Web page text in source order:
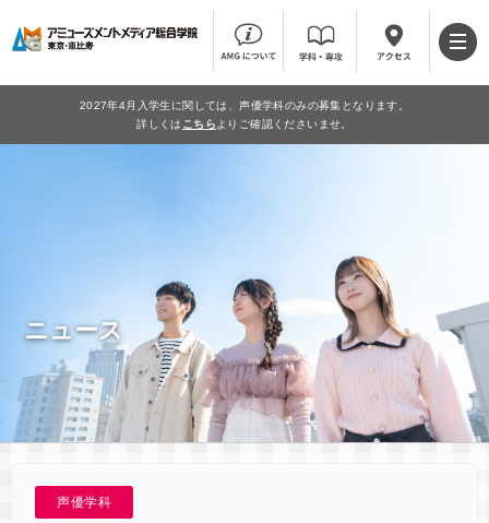
2027年4月入学生に関しては、声優学科のみの募集となります。
詳しくは こちら よりご確認くださいませ。
ニュース
声優学科